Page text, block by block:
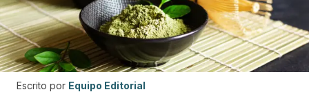
Escrito por Equipo Editorial